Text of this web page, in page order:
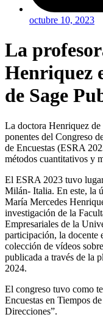
octubre 10, 2023
La
Henriquez
de Sage
La doctora Henriquez de
ponentes del Congreso
de Encuestas (ESRA
métodos cuantitativos y
El ESRA 2023 tuvo
Milán- Italia. En este, la
María Mercedes
investigación de la
Empresariales de la
participación, la docente
colección de vídeos
publicada a través de la
2024.
El congreso tuvo como
Encuestas en Tiempos
Direcciones”.